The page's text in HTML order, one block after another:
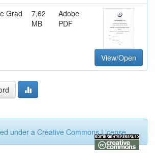
Grad
7,62
MB
Adobe
PDF
View/Open
under a Creative Commons License